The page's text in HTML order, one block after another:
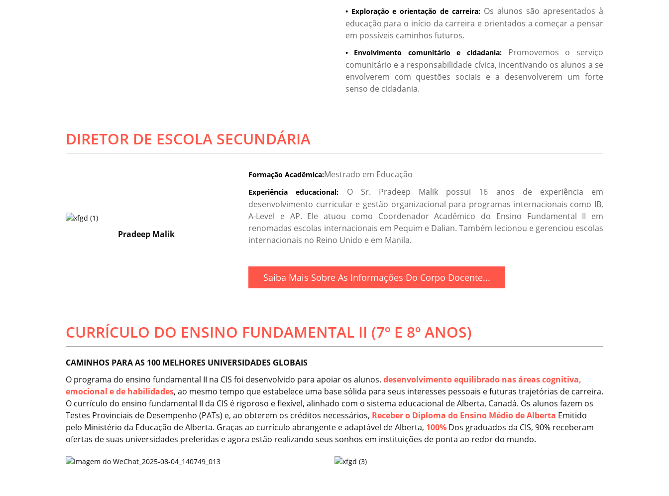
• Exploração e orientação de carreira: Os alunos são apresentados à
educação para o início da carreira e orientados a começar a pensar
em possíveis caminhos futuros.
• Envolvimento comunitário e cidadania: Promovemos o serviço
comunitário e a responsabilidade cívica, incentivando os alunos a se
envolverem com questões sociais e a desenvolverem um forte
senso de cidadania.
DIRETOR DE ESCOLA SECUNDÁRIA
Pradeep Malik
Formação Acadêmica:Mestrado em Educação
Experiência educacional: O Sr. Pradeep Malik possui 16 anos de experiência em
desenvolvimento curricular e gestão organizacional para programas internacionais como IB,
A-Level e AP. Ele atuou como Coordenador Acadêmico do Ensino Fundamental II em
renomadas escolas internacionais em Pequim e Dalian. Também lecionou e gerenciou escolas
internacionais no Reino Unido e em Manila.
Saiba Mais Sobre As Informações Do Corpo Docente...
CURRÍCULO DO ENSINO FUNDAMENTAL II (7º E 8º ANOS)
CAMINHOS PARA AS 100 MELHORES UNIVERSIDADES GLOBAIS
O programa do ensino fundamental II na CIS foi desenvolvido para apoiar os alunos. desenvolvimento equilibrado nas áreas cognitiva,
emocional e de habilidades, ao mesmo tempo que estabelece uma base sólida para seus interesses pessoais e futuras trajetórias de carreira.
O currículo do ensino fundamental II da CIS é rigoroso e flexível, alinhado com o sistema educacional de Alberta, Canadá. Os alunos fazem os
Testes Provinciais de Desempenho (PATs) e, ao obterem os créditos necessários, Receber o Diploma do Ensino Médio de Alberta Emitido
pelo Ministério da Educação de Alberta. Graças ao currículo abrangente e adaptável de Alberta, 100% Dos graduados da CIS, 90% receberam
ofertas de suas universidades preferidas e agora estão realizando seus sonhos em instituições de ponta ao redor do mundo.